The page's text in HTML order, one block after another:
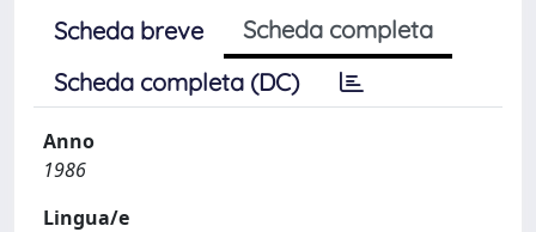
Scheda breve
Scheda completa
Scheda completa (DC)
Anno
1986
Lingua/e